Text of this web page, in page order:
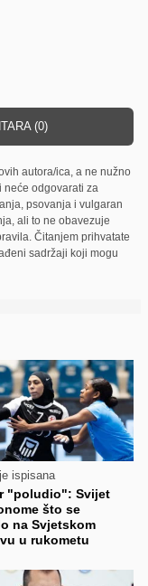
(0)
autora/ica, a ne nužno
neće odgovarati za
psovanja i vulgaran
ali to ne obavezuje
Čitanjem prihvatate
sadržaji koji mogu
ispisana
"poludio": Svijet
što se
na Svjetskom
u rukometu